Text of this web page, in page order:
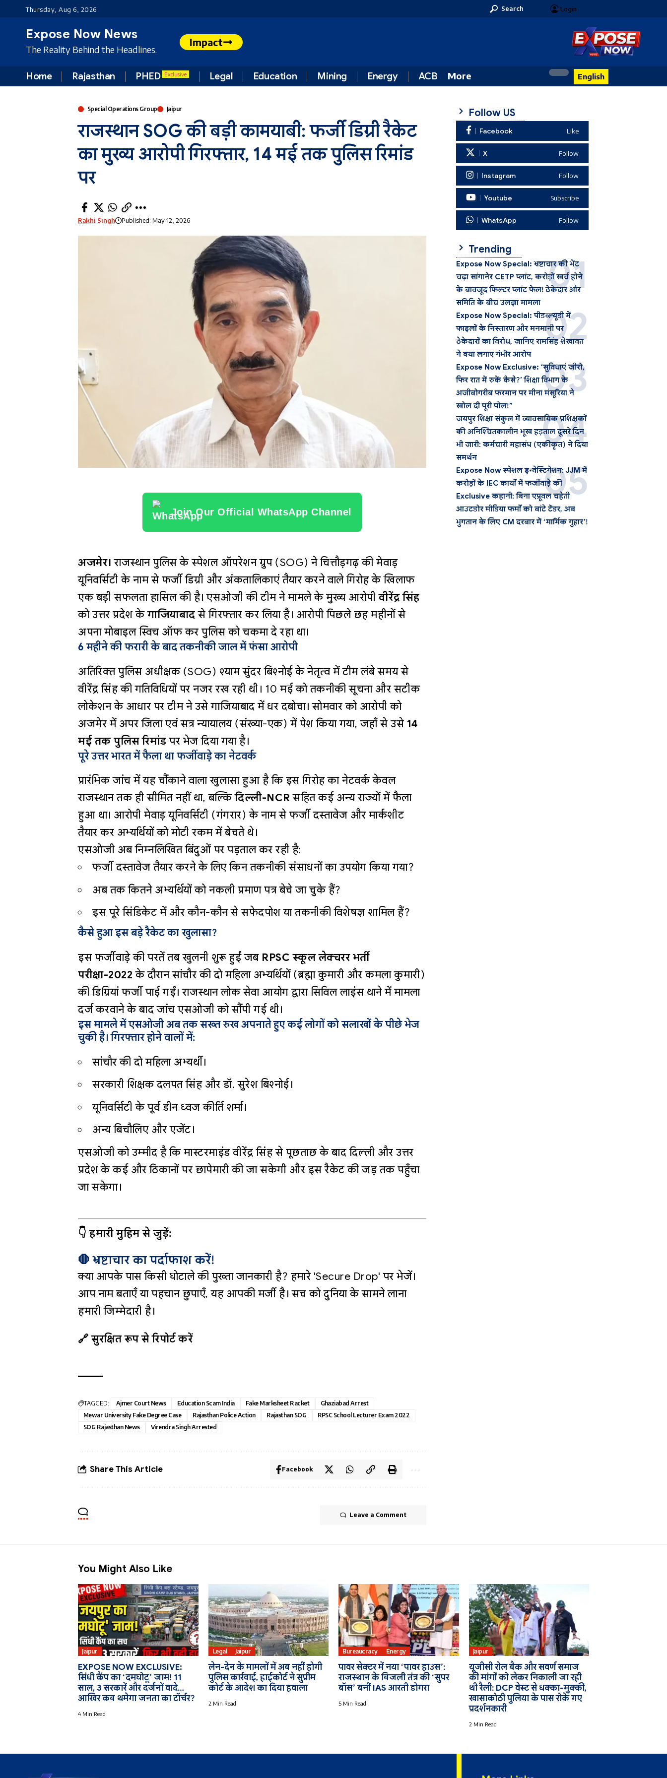
Thursday, Aug 6, 2026 Search Login
Expose Now News
The Reality Behind the Headlines.
Impact
Home Rajasthan PHED Exclusive Legal Education Mining Energy ACB More English
Special Operations Group Jaipur
राजस्थान SOG की बड़ी कामयाबी: फर्जी डिग्री रैकेट
का मुख्य आरोपी गिरफ्तार, 14 मई तक पुलिस रिमांड
पर
Rakhi Singh Published: May 12, 2026
Join Our Official WhatsApp Channel
अजमेर। राजस्थान पुलिस के स्पेशल ऑपरेशन ग्रुप (SOG) ने चित्तौड़गढ़ की मेवाड़
यूनिवर्सिटी के नाम से फर्जी डिग्री और अंकतालिकाएं तैयार करने वाले गिरोह के खिलाफ
एक बड़ी सफलता हासिल की है। एसओजी की टीम ने मामले के मुख्य आरोपीवीरेंद्र सिंह
को उत्तर प्रदेश केगाजियाबादसे गिरफ्तार कर लिया है। आरोपी पिछले छह महीनों से
अपना मोबाइल स्विच ऑफ कर पुलिस को चकमा दे रहा था।
6 महीने की फरारी के बाद तकनीकी जाल में फंसा आरोपी
अतिरिक्त पुलिस अधीक्षक (SOG) श्याम सुंदर बिश्नोई के नेतृत्व में टीम लंबे समय से
वीरेंद्र सिंह की गतिविधियों पर नजर रख रही थी। 10 मई को तकनीकी सूचना और सटीक
लोकेशन के आधार पर टीम ने उसे गाजियाबाद में धर दबोचा। सोमवार को आरोपी को
अजमेर में अपर जिला एवं सत्र न्यायालय (संख्या-एक) में पेश किया गया, जहाँ से उसे 14
मई तक पुलिस रिमांड पर भेज दिया गया है।
पूरे उत्तर भारत में फैला था फर्जीवाड़े का नेटवर्क
प्रारंभिक जांच में यह चौंकाने वाला खुलासा हुआ है कि इस गिरोह का नेटवर्क केवल
राजस्थान तक ही सीमित नहीं था, बल्किदिल्ली-NCRसहित कई अन्य राज्यों में फैला
हुआ था। आरोपी मेवाड़ यूनिवर्सिटी (गंगरार) के नाम से फर्जी दस्तावेज और मार्कशीट
तैयार कर अभ्यर्थियों को मोटी रकम में बेचते थे।
एसओजी अब निम्नलिखित बिंदुओं पर पड़ताल कर रही है:
फर्जी दस्तावेज तैयार करने के लिए किन तकनीकी संसाधनों का उपयोग किया गया?
अब तक कितने अभ्यर्थियों को नकली प्रमाण पत्र बेचे जा चुके हैं?
इस पूरे सिंडिकेट में और कौन-कौन से सफेदपोश या तकनीकी विशेषज्ञ शामिल हैं?
कैसे हुआ इस बड़े रैकेट का खुलासा?
इस फर्जीवाड़े की परतें तब खुलनी शुरू हुईं जब RPSC स्कूल लेक्चरर भर्ती
परीक्षा-2022 के दौरान सांचौर की दो महिला अभ्यर्थियों (ब्रह्मा कुमारी और कमला कुमारी)
की डिग्रियां फर्जी पाई गईं। राजस्थान लोक सेवा आयोग द्वारा सिविल लाइंस थाने में मामला
दर्ज करवाने के बाद जांच एसओजी को सौंपी गई थी।
इस मामले में एसओजी अब तक सख्त रुख अपनाते हुए कई लोगों को सलाखों के पीछे भेज
चुकी है। गिरफ्तार होने वालों में:
सांचौर की दो महिला अभ्यर्थी।
सरकारी शिक्षक दलपत सिंह और डॉ. सुरेश बिश्नोई।
यूनिवर्सिटी के पूर्व डीन ध्वज कीर्ति शर्मा।
अन्य बिचौलिए और एजेंट।
एसओजी को उम्मीद है कि मास्टरमाइंड वीरेंद्र सिंह से पूछताछ के बाद दिल्ली और उत्तर
प्रदेश के कई और ठिकानों पर छापेमारी की जा सकेगी और इस रैकेट की जड़ तक पहुँचा
जा सकेगा।
👇 हमारी मुहिम से जुड़ें:
🛑 भ्रष्टाचार का पर्दाफाश करें!
क्या आपके पास किसी घोटाले की पुख्ता जानकारी है? हमारे 'Secure Drop' पर भेजें।
आप नाम बताएँ या पहचान छुपाएँ, यह आपकी मर्जी है। सच को दुनिया के सामने लाना
हमारी जिम्मेदारी है।
🔗 सुरक्षित रूप से रिपोर्ट करें
TAGGED: Ajmer Court News Education Scam India Fake Marksheet Racket
Ghaziabad Arrest
Mewar University Fake Degree Case
Rajasthan Police Action Rajasthan SOG
RPSC School Lecturer Exam 2022
SOG Rajasthan News
Virendra Singh Arrested
Share This Article Facebook
Leave a Comment
Follow US
Facebook Like
X Follow
Instagram Follow
Youtube Subscribe
WhatsApp Follow
Trending
Expose Now Special: भ्रष्टाचार की भेंट
चढ़ा सांगानेर CETP प्लांट, करोड़ों खर्च होने
के बावजूद फिल्टर प्लांट फेल! ठेकेदार और
समिति के बीच उलझा मामला
Expose Now Special: पीडब्ल्यूडी में
फाइलों के निस्तारण और मनमानी पर
ठेकेदारों का विरोध, जानिए रामसिंह शेखावत
ने क्या लगाए गंभीर आरोप
Expose Now Exclusive: ‘सुविधाएं जीरो,
फिर रात में रुकें कैसे?’ शिक्षा विभाग के
अजीबोगरीब फरमान पर मीना मंसूरिया ने
खोल दी पूरी पोल!”
जयपुर शिक्षा संकुल में व्यावसायिक प्रशिक्षकों
की अनिश्चितकालीन भूख हड़ताल दूसरे दिन
भी जारी: कर्मचारी महासंघ (एकीकृत) ने दिया
समर्थन
Expose Now स्पेशल इन्वेस्टिगेशन: JJM में
करोड़ों के IEC कार्यों में फर्जीवाड़े की
Exclusive कहानी: बिना एप्रूवल चहेती
आउटडोर मीडिया फर्मों को बांटे टेंडर, अब
भुगतान के लिए CM दरबार में ‘मार्मिक गुहार’!
You Might Also Like
Jaipur
EXPOSE NOW EXCLUSIVE:
सिंधी कैंप का ‘दमघोटू’ जाम! 11
साल, 3 सरकारें और दर्जनों वादे…
आखिर कब थमेगा जनता का टॉर्चर?
4 Min Read
Legal Jaipur
लेन-देन के मामलों में अब नहीं होगी
पुलिस कार्रवाई, हाईकोर्ट ने सुप्रीम
कोर्ट के आदेश का दिया हवाला
2 Min Read
Bureaucracy Energy
पावर सेक्टर में नया ‘पावर हाउस’:
राजस्थान के बिजली तंत्र की ‘सुपर
बॉस’ बनीं IAS आरती डोगरा
5 Min Read
Jaipur
यूजीसी रोल बैक और सवर्ण समाज
की मांगों को लेकर निकाली जा रही
थी रैली: DCP वेस्ट से धक्का-मुक्की,
खासाकोठी पुलिया के पास रोके गए
प्रदर्शनकारी
2 Min Read